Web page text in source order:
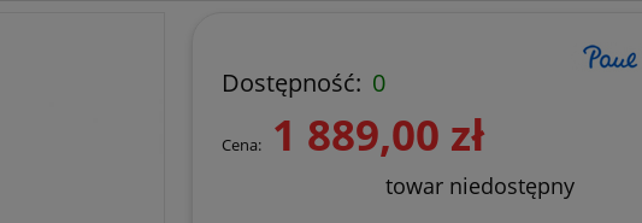
Dostępność: 0
Cena: 1 889,00 zł
towar niedostępny